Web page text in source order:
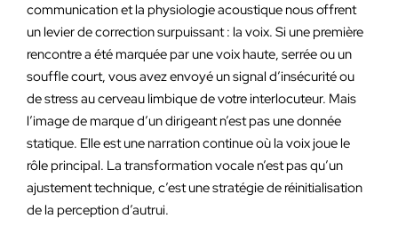
communication et la physiologie acoustique nous offrent
un levier de correction surpuissant : la voix. Si une première
rencontre a été marquée par une voix haute, serrée ou un
souffle court, vous avez envoyé un signal d’insécurité ou
de stress au cerveau limbique de votre interlocuteur. Mais
l’image de marque d’un dirigeant n’est pas une donnée
statique. Elle est une narration continue où la voix joue le
rôle principal. La transformation vocale n’est pas qu’un
ajustement technique, c’est une stratégie de réinitialisation
de la perception d’autrui.